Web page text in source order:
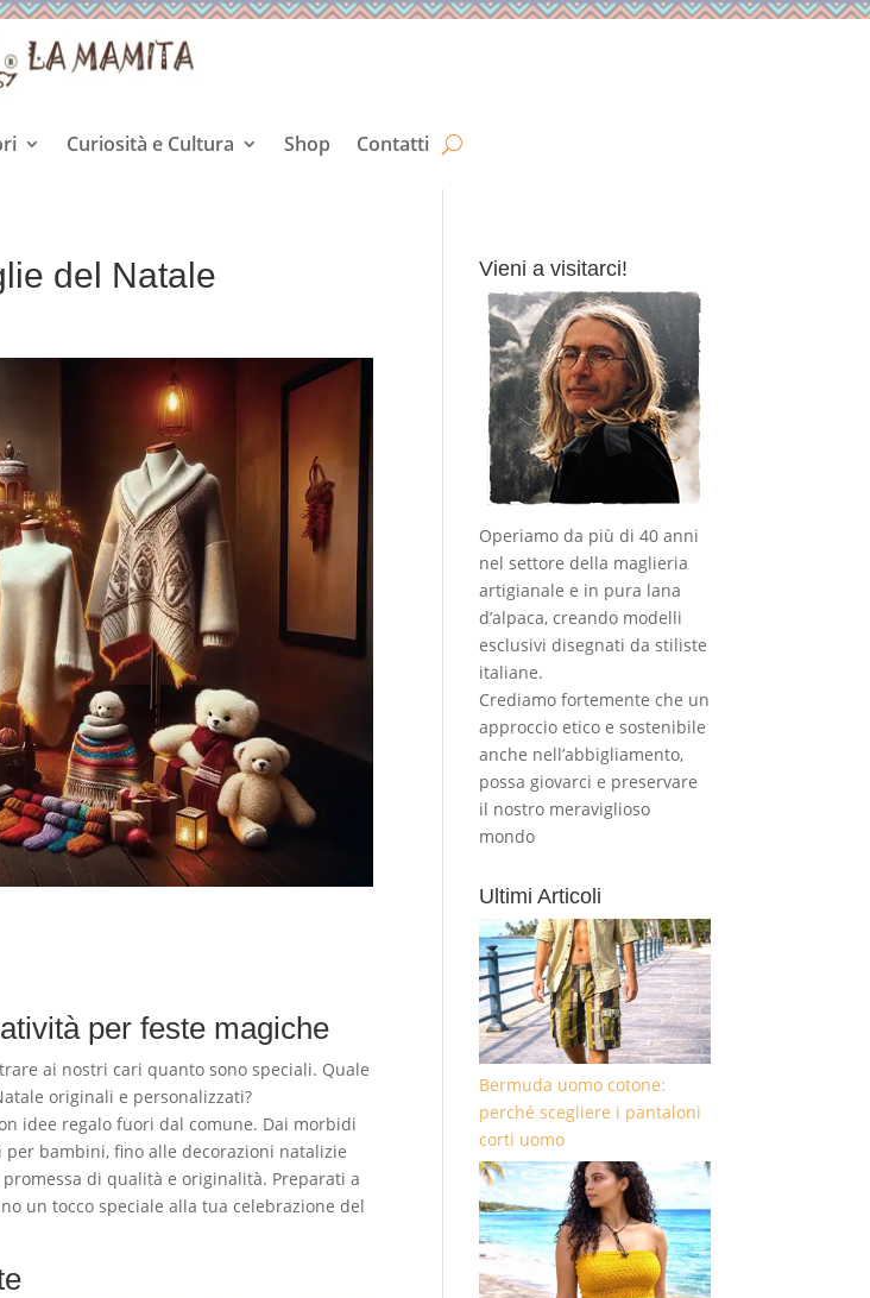
Curiosità e Cultura Shop Contatti
del Natale
per feste magiche
ai nostri cari quanto sono speciali. Quale
originali e personalizzati?
idee regalo fuori dal comune. Dai morbidi
bambini, fino alle decorazioni natalizie
di qualità e originalità. Preparati a
un tocco speciale alla tua celebrazione del
Vieni a visitarci!
Operiamo da più di 40 anni
nel settore della maglieria
artigianale e in pura lana
d’alpaca, creando modelli
esclusivi disegnati da stiliste
italiane.
Crediamo fortemente che un
approccio etico e sostenibile
anche nell’abbigliamento,
possa giovarci e preservare
il nostro meraviglioso
mondo
Ultimi Articoli
Bermuda uomo cotone:
perché scegliere i pantaloni
corti uomo